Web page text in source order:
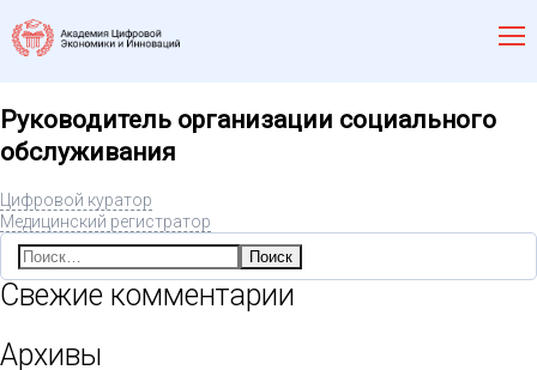
Руководитель организации социального
обслуживания
Цифровой куратор
Медицинский регистратор
Найти:
Свежие комментарии
Архивы